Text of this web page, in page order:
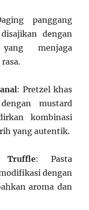
panggang
dengan
menjaga
: Pretzel khas
mustard
kombinasi
yang autentik.
Truffle: Pasta
dengan
aroma dan